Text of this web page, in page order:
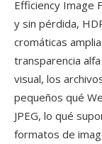
Efficiency Image
y sin pérdida,
cromáticas
transparencia
visual, los
pequeños qué
JPEG, lo qué
formatos de